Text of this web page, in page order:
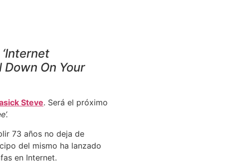
On Your
Steve. Será el próximo
73 años no deja de
del mismo ha lanzado
en Internet.